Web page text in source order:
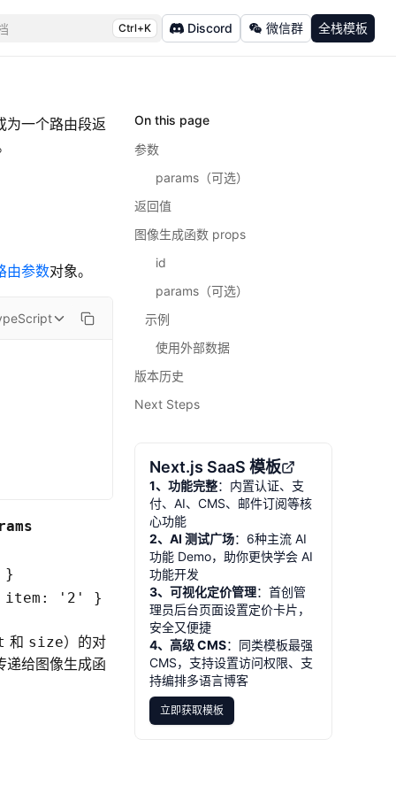
Ctrl+K Discord 微信群 全栈模板
为一个路由段返
由参数对象。
}
'2' }
和 size）的对
给图像生成函
On this page
参数
params（可选）
返回值
图像生成函数 props
id
params（可选）
示例
使用外部数据
版本历史
Next Steps
Next.js SaaS 模板
1、功能完整：内置认证、支
付、AI、CMS、邮件订阅等核
心功能
2、AI 测试广场：6种主流 AI
功能 Demo，助你更快学会 AI
功能开发
3、可视化定价管理：首创管
理员后台页面设置定价卡片，
安全又便捷
4、高级 CMS：同类模板最强
CMS，支持设置访问权限、支
持编排多语言博客
立即获取模板
立即获取模板